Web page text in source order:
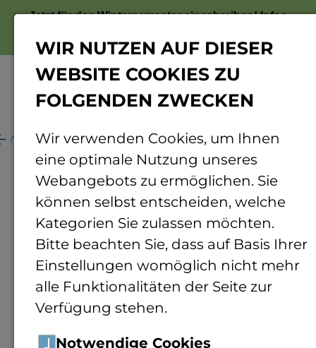
Jetzt für das Wintersemester einschreiben!Infos
Personenverzeichnis Personendetails
WIR NUTZEN AUF DIESER
WEBSITE COOKIES ZU
FOLGENDEN ZWECKEN
Wir verwenden Cookies, um Ihnen
eine optimale Nutzung unseres
Webangebots zu ermöglichen. Sie
können selbst entscheiden, welche
Kategorien Sie zulassen möchten.
Bitte beachten Sie, dass auf Basis Ihrer
Einstellungen womöglich nicht mehr
alle Funktionalitäten der Seite zur
Verfügung stehen.
Notwendige Cookies